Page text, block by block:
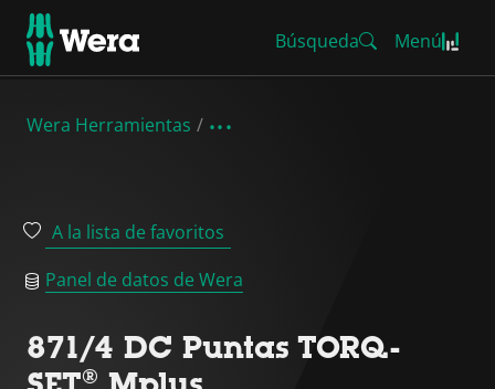
Búsqueda Menú
Wera Herramientas
A la lista de favoritos
Panel de datos de Wera
871/4 DC Puntas TORQ-